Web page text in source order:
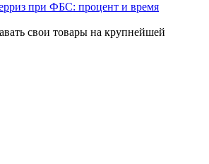
при ФБС: процент и время
свои товары на крупнейшей